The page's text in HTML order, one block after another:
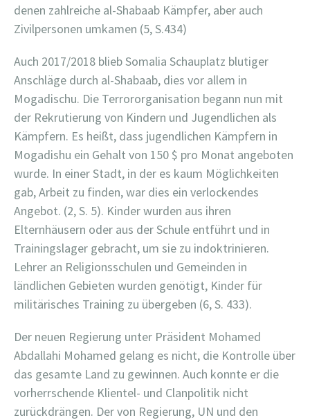
denen zahlreiche al-Shabaab Kämpfer, aber auch
Zivilpersonen umkamen (5, S.434)
Auch 2017/2018 blieb Somalia Schauplatz blutiger
Anschläge durch al-Shabaab, dies vor allem in
Mogadischu. Die Terrororganisation begann nun mit
der Rekrutierung von Kindern und Jugendlichen als
Kämpfern. Es heißt, dass jugendlichen Kämpfern in
Mogadishu ein Gehalt von 150 $ pro Monat angeboten
wurde. In einer Stadt, in der es kaum Möglichkeiten
gab, Arbeit zu finden, war dies ein verlockendes
Angebot. (2, S. 5). Kinder wurden aus ihren
Elternhäusern oder aus der Schule entführt und in
Trainingslager gebracht, um sie zu indoktrinieren.
Lehrer an Religionsschulen und Gemeinden in
ländlichen Gebieten wurden genötigt, Kinder für
militärisches Training zu übergeben (6, S. 433).
Der neuen Regierung unter Präsident Mohamed
Abdallahi Mohamed gelang es nicht, die Kontrolle über
das gesamte Land zu gewinnen. Auch konnte er die
vorherrschende Klientel- und Clanpolitik nicht
zurückdrängen. Der von Regierung, UN und den